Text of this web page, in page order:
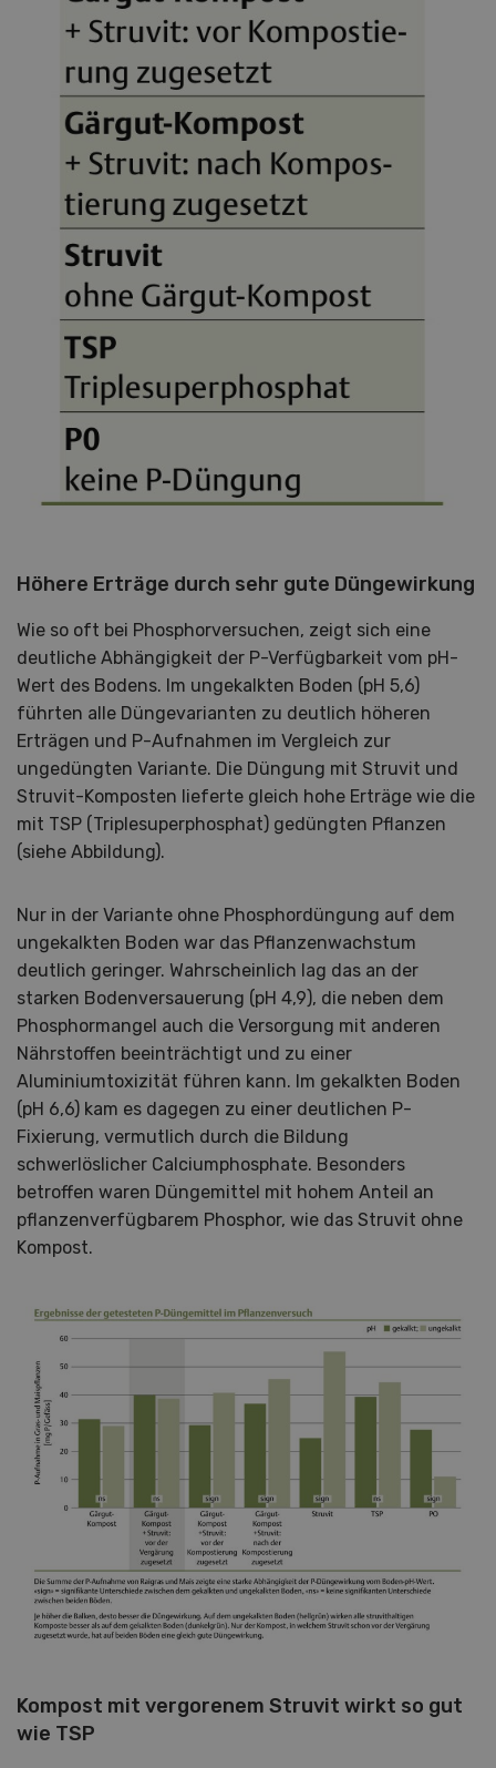
Höhere Erträge durch sehr gute Düngewirkung
Wie so oft bei Phosphorversuchen, zeigt sich eine
deutliche Abhängigkeit der P-Verfügbarkeit vom pH-
Wert des Bodens. Im ungekalkten Boden (pH 5,6)
führten alle Düngevarianten zu deutlich höheren
Erträgen und P-Aufnahmen im Vergleich zur
ungedüngten Variante. Die Düngung mit Struvit und
Struvit-Komposten lieferte gleich hohe Erträge wie die
mit TSP (Triplesuperphosphat) gedüngten Pflanzen
(siehe Abbildung).
Nur in der Variante ohne Phosphordüngung auf dem
ungekalkten Boden war das Pflanzenwachstum
deutlich geringer. Wahrscheinlich lag das an der
starken Bodenversauerung (pH 4,9), die neben dem
Phosphormangel auch die Versorgung mit anderen
Nährstoffen beeinträchtigt und zu einer
Aluminiumtoxizität führen kann. Im gekalkten Boden
(pH 6,6) kam es dagegen zu einer deutlichen P-
Fixierung, vermutlich durch die Bildung
schwerlöslicher Calciumphosphate. Besonders
betroffen waren Düngemittel mit hohem Anteil an
pflanzenverfügbarem Phosphor, wie das Struvit ohne
Kompost.
Kompost mit vergorenem Struvit wirkt so gut
wie TSP